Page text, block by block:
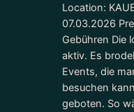
Location:
07.03.2026
Gebühren Die
aktiv. Es
Events, die
besuchen
geboten. So